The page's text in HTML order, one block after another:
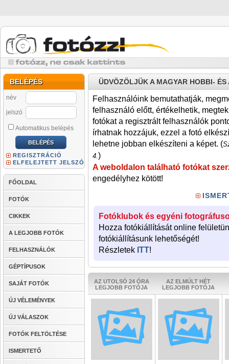
BELÉPÉS
név
jelszó
Automatikus belépés
REGISZTRÁCIÓ
ELFELEJTETT JELSZÓ
FŐOLDAL
FOTÓK
CIKKEK
A LEGJOBB FOTÓK
FELHASZNÁLÓK
GÉPTÍPUSOK
SAJÁT FOTÓK
ÚJ VÉLEMÉNYEK
ÚJ VÁLASZOK
FOTÓK FELTÖLTÉSE
ISMERTETŐ
ÜDVÖZÖLJÜK A MAGYAR HOBBI-
Felhasználóink bemutathatják,
felhasználó előtt, értékelhetik,
fotókat a regisztrált felhasználók
írhatnak hozzájuk, ezzel a fotó
lehetne jobban elkészíteni a képet. (
4.)
A weboldalon található fotókat
engedélyhez kötött!
Fotóklubok és egyéni
Hozza fotókiállítását online
fotókiállításunk lehetőségét!
Részletek ITT!
AZ UTOLSÓ 24 ÓRA
LEGJOBB FOTÓJA
AZ ELMÚLT HÉT
LEGJOBB FOTÓJA